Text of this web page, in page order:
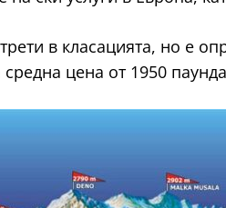
в класацията, но е
цена от 1950